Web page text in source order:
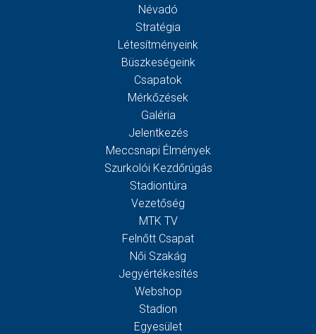
Névadó
Stratégia
Létesítményeink
Büszkeségeink
Csapatok
Mérkőzések
Galéria
Jelentkezés
Meccsnapi Élmények
Szurkolói Kezdőrúgás
Stadiontúra
Vezetőség
MTK TV
Felnőtt Csapat
Női Szakág
Jegyértékesítés
Webshop
Stadion
Egyesület